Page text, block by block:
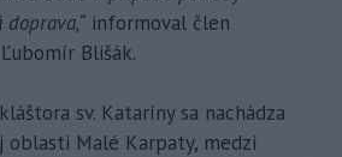
informoval člen
Blišák.
sv. Kataríny sa nachádza
oblasti Malé Karpaty, medzi